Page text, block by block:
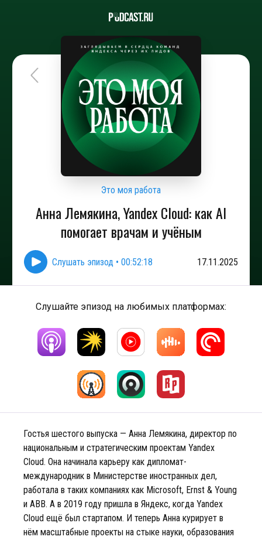
Это моя работа
Анна Лемякина, Yandex Cloud: как AI
помогает врачам и учёным
Слушать эпизод • 00:52:18 17.11.2025
Слушайте эпизод на любимых платформах:
Гостья шестого выпуска — Анна Лемякина, директор по
национальным и стратегическим проектам Yandex
Cloud. Она начинала карьеру как дипломат-
международник в Министерстве иностранных дел,
работала в таких компаниях как Microsoft, Ernst & Young
и ABB. А в 2019 году пришла в Яндекс, когда Yandex
Cloud ещё был стартапом. И теперь Анна курирует в
нём масштабные проекты на стыке науки, образования